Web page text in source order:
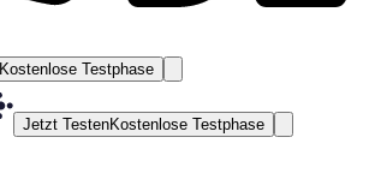
Kostenlose Testphase
Jetzt TestenKostenlose Testphase